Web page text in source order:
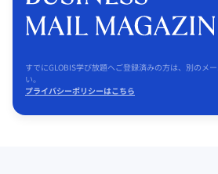
すでにGLOBIS学び放題へご登録済みの方は、別のメ
い。
プライバシーポリシーはこちら